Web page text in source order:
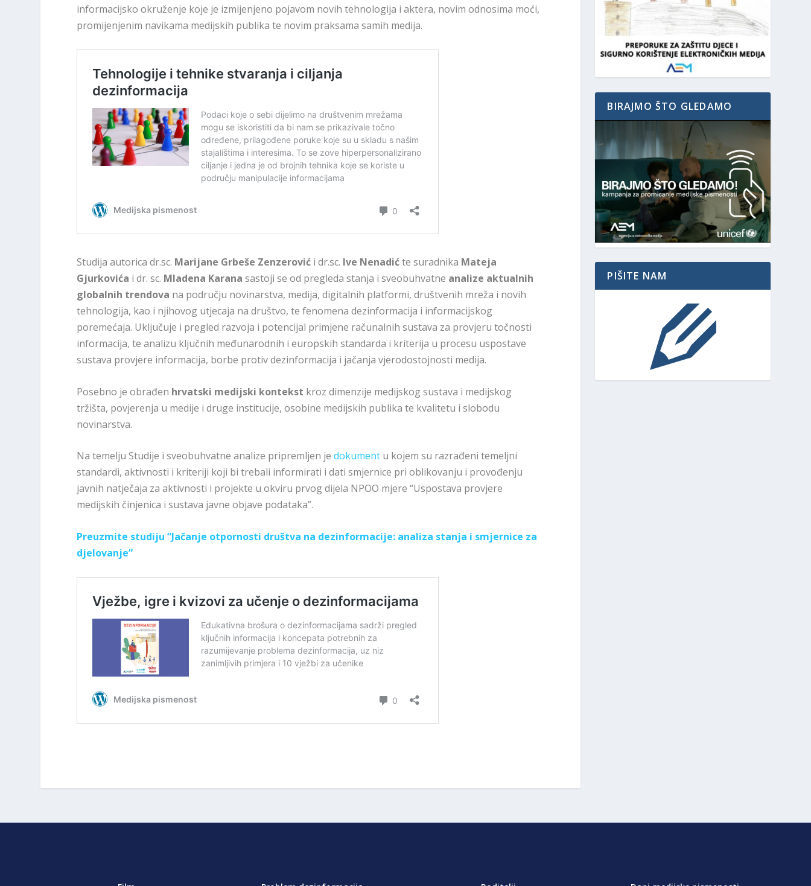
informacijsko okruženje koje je izmijenjeno pojavom novih tehnologija i aktera, novim odnosima moći,
promijenjenim navikama medijskih publika te novim praksama samih medija.
Studija autorica dr.sc. Marijane Grbeše Zenzerović i dr.sc. Ive Nenadićte suradnika Mateja
Gjurkovića i dr. sc. Mladena Karana sastoji se od pregleda stanja i sveobuhvatne analize aktualnih
globalnih trendova na području novinarstva, medija, digitalnih platformi, društvenih mreža i novih
tehnologija, kao i njihovog utjecaja na društvo, te fenomena dezinformacija i informacijskog
poremećaja. Uključuje i pregled razvoja i potencijal primjene računalnih sustava za provjeru točnosti
informacija, te analizu ključnih međunarodnih i europskih standarda i kriterija u procesu uspostave
sustava provjere informacija, borbe protiv dezinformacija i jačanja vjerodostojnosti medija.
Posebno je obrađen hrvatski medijski kontekst kroz dimenzije medijskog sustava i medijskog
tržišta, povjerenja u medije i druge institucije, osobine medijskih publika te kvalitetu i slobodu
novinarstva.
Na temelju Studije i sveobuhvatne analize pripremljen jedokument u kojem su razrađeni temeljni
standardi, aktivnosti i kriteriji koji bi trebali informirati i dati smjernice pri oblikovanju i provođenju
javnih natječaja za aktivnosti i projekte u okviru prvog dijela NPOO mjere “Uspostava provjere
medijskih činjenica i sustava javne objave podataka”.
Preuzmite studiju “Jačanje otpornosti društva na dezinformacije: analiza stanja i smjernice za
djelovanje”
BIRAJMO ŠTO GLEDAMO
PIŠITE NAM